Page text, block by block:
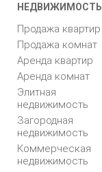
НЕДВИЖИМОСТЬ
Продажа квартир
Продажа комнат
Аренда квартир
Аренда комнат
Элитная
недвижимость
Загородная
недвижимость
Коммерческая
недвижимость